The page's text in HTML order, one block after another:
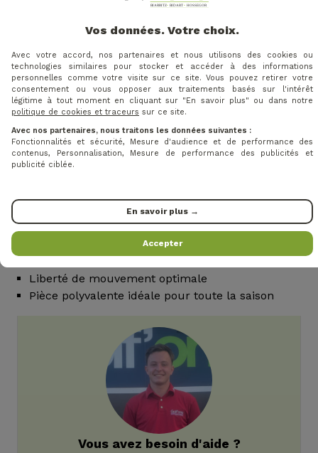
directions pour une liberté de mouvement
maximale
Caractéristiques
Tissu super stretch et bi-extensible
Gestion optimale de l’humidité
Protection UV intégrée
Points forts
Design sportif avec détails contrastés style varsity
Liberté de mouvement optimale
Pièce polyvalente idéale pour toute la saison
Vous avez besoin d'aide ?
Vos données. Votre choix.
Avec votre accord, nos partenaires et nous utilisons des cookies ou
technologies similaires pour stocker et accéder à des informations
personnelles comme votre visite sur ce site. Vous pouvez retirer votre
consentement ou vous opposer aux traitements basés sur l'intérêt
légitime à tout moment en cliquant sur "En savoir plus" ou dans notre
politique de cookies et traceurs sur ce site.
Avec nos partenaires, nous traitons les données suivantes :
Fonctionnalités et sécurité, Mesure d'audience et de performance des
contenus, Personnalisation, Mesure de performance des publicités et
publicité ciblée.
En savoir plus →
Accepter